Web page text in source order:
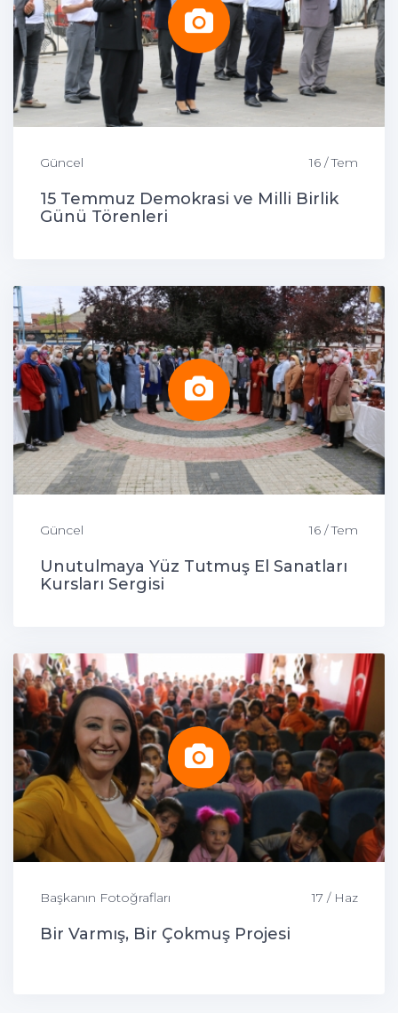
Güncel 16 / Tem
15 Temmuz Demokrasi ve Milli Birlik
Günü Törenleri
Güncel 16 / Tem
Unutulmaya Yüz Tutmuş El Sanatları
Kursları Sergisi
Başkanın Fotoğrafları 17 / Haz
Bir Varmış, Bir Çokmuş Projesi